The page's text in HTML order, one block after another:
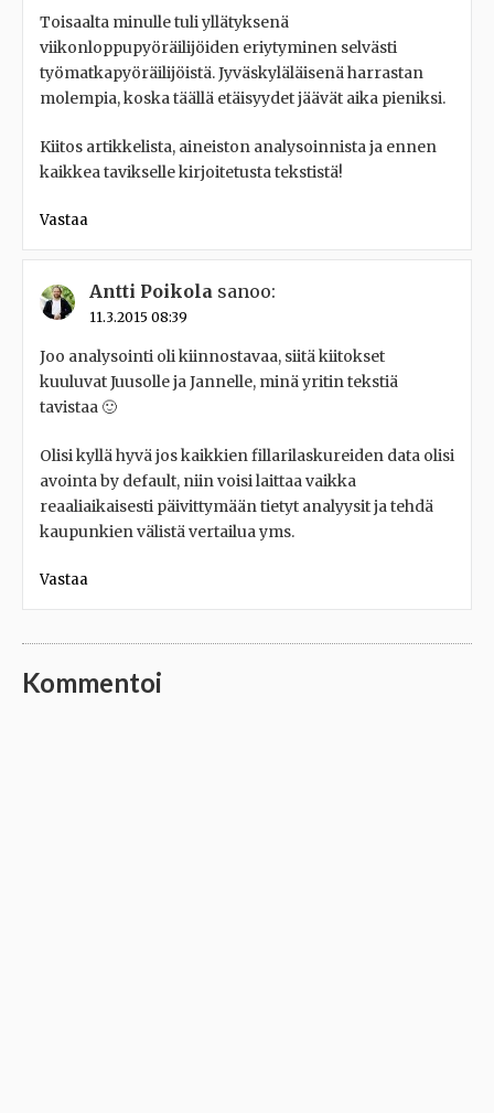
Toisaalta minulle tuli yllätyksenä
viikonloppupyöräilijöiden eriytyminen selvästi
työmatkapyöräilijöistä. Jyväskyläläisenä harrastan
molempia, koska täällä etäisyydet jäävät aika pieniksi.
Kiitos artikkelista, aineiston analysoinnista ja ennen
kaikkea tavikselle kirjoitetusta tekstistä!
Vastaa
Antti Poikola sanoo:
11.3.2015 08:39
Joo analysointi oli kiinnostavaa, siitä kiitokset
kuuluvat Juusolle ja Jannelle, minä yritin tekstiä
tavistaa 🙂
Olisi kyllä hyvä jos kaikkien fillarilaskureiden data olisi
avointa by default, niin voisi laittaa vaikka
reaaliaikaisesti päivittymään tietyt analyysit ja tehdä
kaupunkien välistä vertailua yms.
Vastaa
Kommentoi